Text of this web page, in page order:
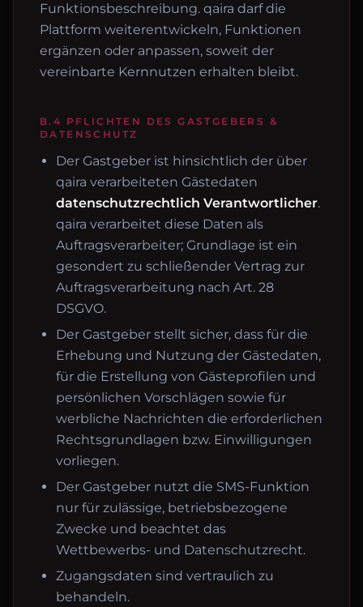
Funktionsbeschreibung. qaira darf die
Plattform weiterentwickeln, Funktionen
ergänzen oder anpassen, soweit der
vereinbarte Kernnutzen erhalten bleibt.
B.4 PFLICHTEN DES GASTGEBERS &
DATENSCHUTZ
Der Gastgeber ist hinsichtlich der über
qaira verarbeiteten Gästedaten
datenschutzrechtlich Verantwortlicher.
qaira verarbeitet diese Daten als
Auftragsverarbeiter; Grundlage ist ein
gesondert zu schließender Vertrag zur
Auftragsverarbeitung nach Art. 28
DSGVO.
Der Gastgeber stellt sicher, dass für die
Erhebung und Nutzung der Gästedaten,
für die Erstellung von Gästeprofilen und
persönlichen Vorschlägen sowie für
werbliche Nachrichten die erforderlichen
Rechtsgrundlagen bzw. Einwilligungen
vorliegen.
Der Gastgeber nutzt die SMS-Funktion
nur für zulässige, betriebsbezogene
Zwecke und beachtet das
Wettbewerbs- und Datenschutzrecht.
Zugangsdaten sind vertraulich zu
behandeln.